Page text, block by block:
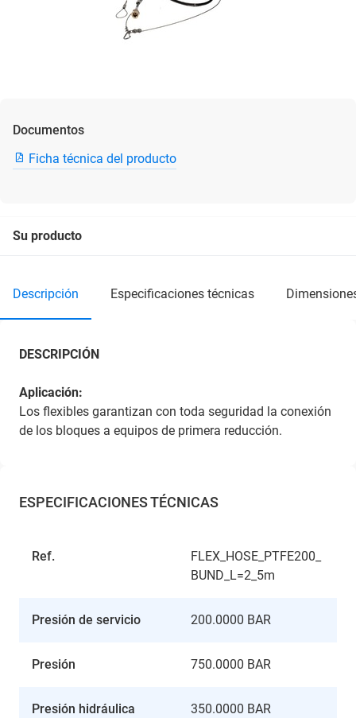
Documentos
Ficha técnica del producto
Su producto
descripción especificaciones técnicas
DESCRIPCIÓN
Aplicación:
Los flexibles garantizan con toda seguridad la conexión
de los bloques a equipos de primera reducción.
ESPECIFICACIONES TÉCNICAS
Ref.
FLEX_HOSE_PTFE200_
BUND_L=2_5m
Presión de servicio 200.0000 BAR
Presión 750.0000 BAR
Presión hidráulica 350.0000 BAR